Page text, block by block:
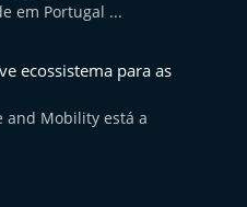
em Portugal ...
ecossistema para as
and Mobility está a